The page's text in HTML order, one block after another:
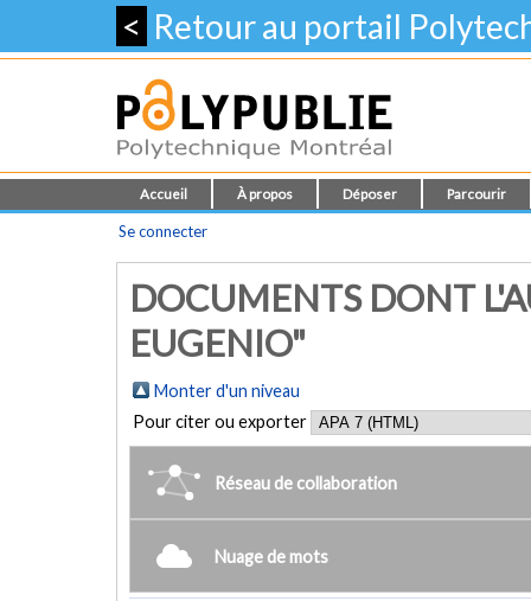
< Retour au portail
Accueil À propos Déposer Parcourir
Se connecter
DOCUMENTS DONT
EUGENIO"
Monter d'un niveau
Pour citer ou exporter
Réseau de collaboration
Nuage de mots